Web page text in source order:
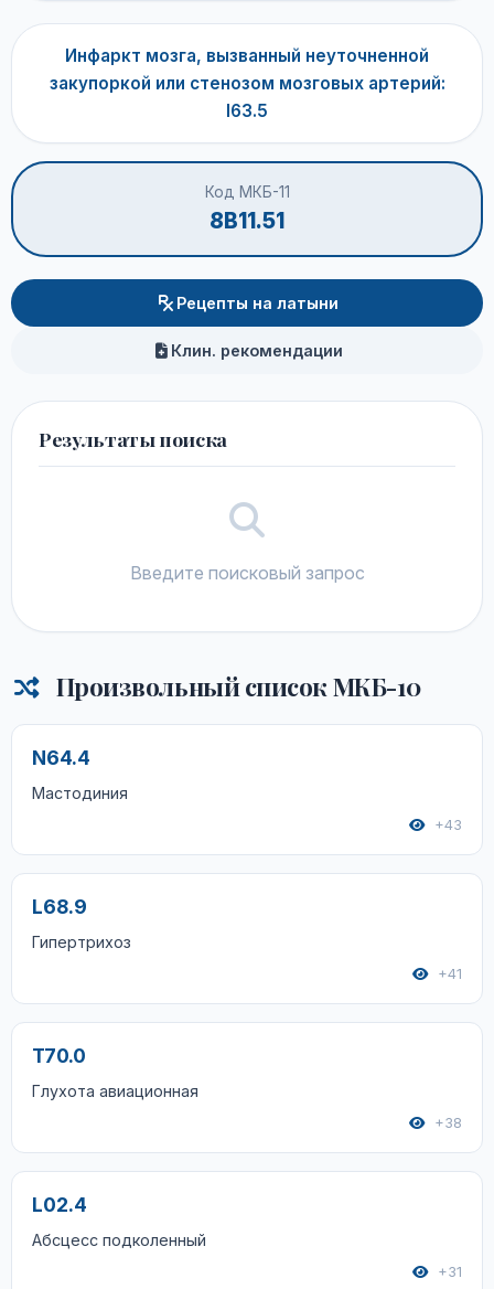
Инфаркт мозга, вызванный неуточненной
закупоркой или стенозом мозговых артерий:
I63.5
Код МКБ-11
8B11.51
Рецепты на латыни
Клин. рекомендации
Результаты поиска
Введите поисковый запрос
Произвольный список МКБ-10
N64.4
Мастодиния
+43
L68.9
Гипертрихоз
+41
T70.0
Глухота авиационная
+38
L02.4
Абсцесс подколенный
+31